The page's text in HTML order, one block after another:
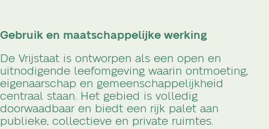
Gebruik en maatschappelijke werking
De Vrijstaat is ontworpen als een open en
uitnodigende leefomgeving waarin ontmoeting,
eigenaarschap en gemeenschappelijkheid
centraal staan. Het gebied is volledig
doorwaadbaar en biedt een rijk palet aan
publieke, collectieve en private ruimtes.